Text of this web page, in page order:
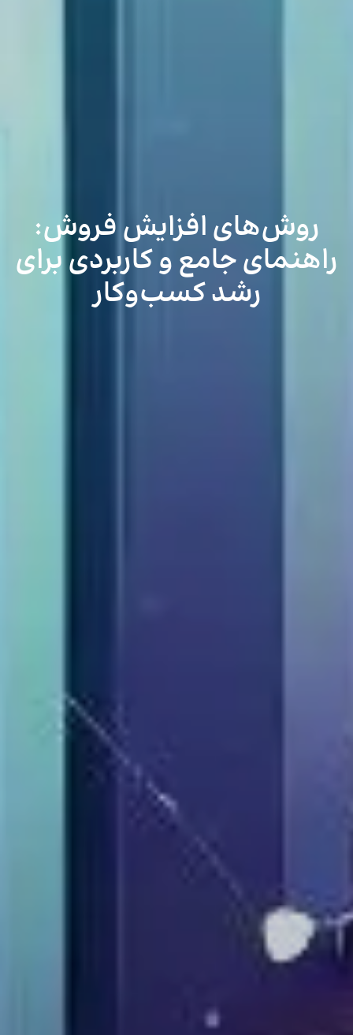
روش‌های افزایش فروش:
راهنمای جامع و کاربردی برای
رشد کسب‌وکار